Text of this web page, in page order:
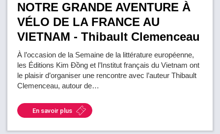
MON PANIER CONNEXION
NOTRE GRANDE AVENTURE À
VÉLO DE LA FRANCE AU
VIETNAM - Thibault Clemenceau
À l’occasion de la Semaine de la littérature européenne,
les Éditions Kim Đồng et l’Institut français du Vietnam ont
le plaisir d’organiser une rencontre avec l’auteur Thibault
Clemenceau, autour de…
En savoir plus